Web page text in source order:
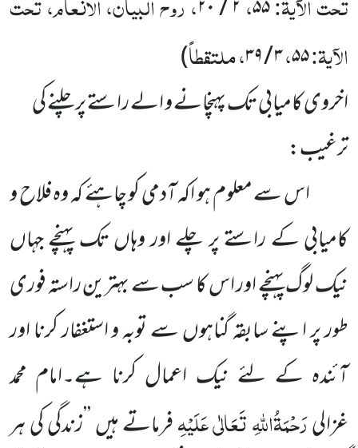
۵۵ ۲ / ۲۰
الآیۃ:۵۵،۳ / ۳۹ ، ملتقطاً)
اخروی کامیابی تک پہنچانے و الے راستے پر چلنے کی
ترغیب:
اس سے معلوم ہو اکہ آدمی کو چاہئے کہ وہ فلاح و
کامیابی کے راستے پر چلے اور وہاں تک پہنچے جہاں
نیک لوگ پہنچے اور اس کا سب سے بہترین راستہ فوری
طور پر اپنے سابقہ گناہوں سے توبہ و استغفار کرنا اور
آئندہ کے لئے نیک اعمال کرنا ہے۔امام محمد
غزالیرَحْمَۃُاللہِ تَعَالٰی عَلَیْہِفرماتے ہیں ’’زندگی کی ہر